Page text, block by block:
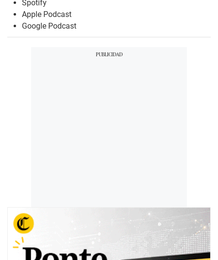
Spotify
Apple Podcast
Google Podcast